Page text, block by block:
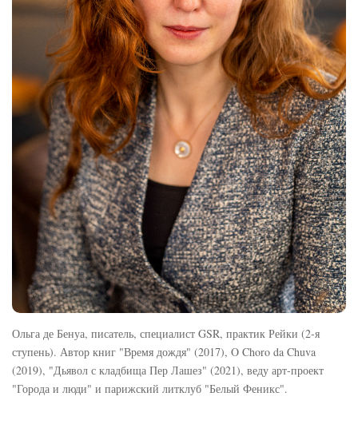
Ольга де Бенуа, писатель, специалист GSR, практик Рейки (2-я
ступень). Автор книг "Время дождя" (2017), O Choro da Chuva
(2019), "Дьявол с кладбища Пер Лашез" (2021), веду арт-проект
"Города и люди" и парижский литклуб "Белый Феникс".